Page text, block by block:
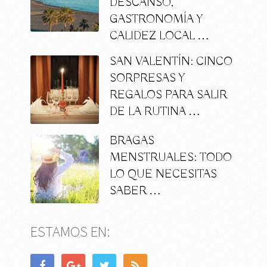
GASTRONOMÍA Y
CALIDEZ LOCAL …
SAN VALENTÍN: CINCO
SORPRESAS Y
REGALOS PARA SALIR
DE LA RUTINA …
BRAGAS
MENSTRUALES: TODO
LO QUE NECESITAS
SABER …
ESTAMOS EN: